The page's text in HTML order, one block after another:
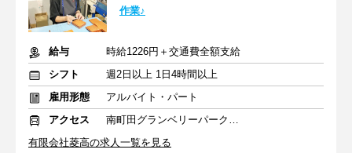
作業♪
給与
時給1226円＋交通費全額支給
シフト
週2日以上 1日4時間以上
雇用形態
アルバイト・パート
アクセス
南町田グランベリーパーク駅 徒歩9分
有限会社菱高の求人一覧を見る